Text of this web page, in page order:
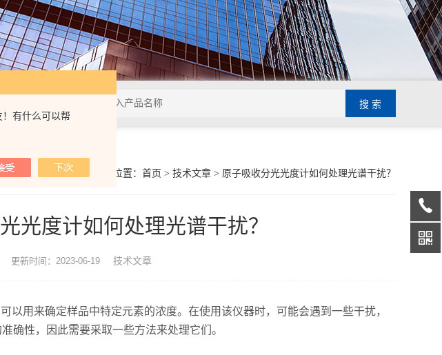
有什么可以帮
你的位置： 首页 > 技术文章> 原子吸收分光光度计如何处理光谱干扰？
光度计如何处理光谱干扰？
更新时间：2023-06-19 技术文章
以用来确定样品中特定元素的浓度。在使用该仪器时，可能会遇到一些干扰，
确性，因此需要采取一些方法来处理它们。